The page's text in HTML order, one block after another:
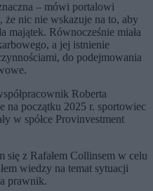
– mówi portalowi
że nic nie wskazuje na to, aby
majątek. Równocześnie miała
a jej istnienie
do podejmowania
Roberta
na początku 2025 r. sportowiec
w spółce Provinvestment
się z Rafałem Collinsem w celu
wiedzy na temat sytuacji
prawnik.